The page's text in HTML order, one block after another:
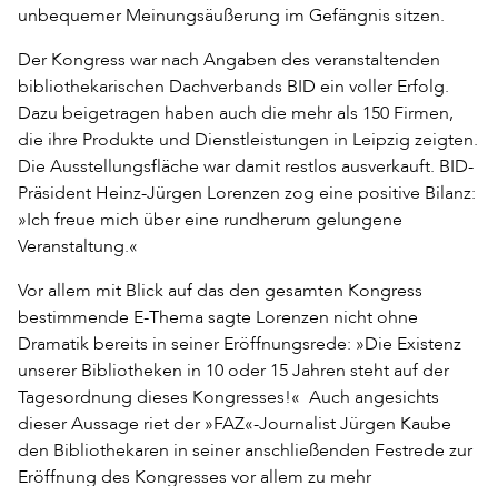
unbequemer Meinungsäußerung im Gefängnis sitzen.
Der Kongress war nach Angaben des veranstaltenden
bibliothekarischen Dachverbands BID ein voller Erfolg.
Dazu beigetragen haben auch die mehr als 150 Firmen,
die ihre Produkte und Dienstleistungen in Leipzig zeigten.
Die Ausstellungsfläche war damit restlos ausverkauft. BID-
Präsident Heinz-Jürgen Lorenzen zog eine positive Bilanz:
»Ich freue mich über eine rundherum gelungene
Veranstaltung.«
Vor allem mit Blick auf das den gesamten Kongress
bestimmende E-Thema sagte Lorenzen nicht ohne
Dramatik bereits in seiner Eröffnungsrede: »Die Existenz
unserer Bibliotheken in 10 oder 15 Jahren steht auf der
Tagesordnung dieses Kongresses!« Auch angesichts
dieser Aussage riet der »FAZ«-Journalist Jürgen Kaube
den Bibliothekaren in seiner anschließenden Festrede zur
Eröffnung des Kongresses vor allem zu mehr